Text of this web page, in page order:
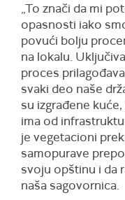
„To znači da mi
opasnosti iako
povući bolju
na lokalu.
proces
svaki deo naše
su izgrađene
ima od
je vegetacioni
samopurave
svoju opštinu i da
naša sagovornica.